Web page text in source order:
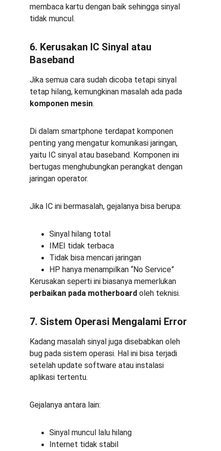
membaca kartu dengan baik sehingga sinyal
tidak muncul.
6. Kerusakan IC Sinyal atau
Baseband
Jika semua cara sudah dicoba tetapi sinyal
tetap hilang, kemungkinan masalah ada pada
komponen mesin.
Di dalam smartphone terdapat komponen
penting yang mengatur komunikasi jaringan,
yaitu IC sinyal atau baseband. Komponen ini
bertugas menghubungkan perangkat dengan
jaringan operator.
Jika IC ini bermasalah, gejalanya bisa berupa:
Sinyal hilang total
IMEI tidak terbaca
Tidak bisa mencari jaringan
HP hanya menampilkan “No Service”
Kerusakan seperti ini biasanya memerlukan
perbaikan pada motherboard oleh teknisi.
7. Sistem Operasi Mengalami Error
Kadang masalah sinyal juga disebabkan oleh
bug pada sistem operasi. Hal ini bisa terjadi
setelah update software atau instalasi
aplikasi tertentu.
Gejalanya antara lain:
Sinyal muncul lalu hilang
Internet tidak stabil